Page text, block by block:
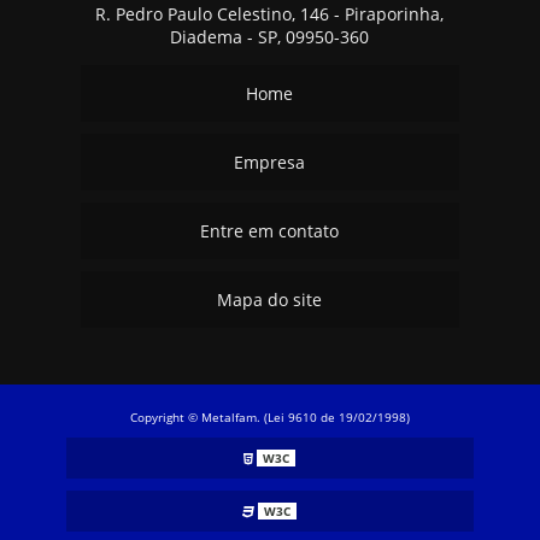
R. Pedro Paulo Celestino, 146 - Piraporinha,
Diadema - SP, 09950-360
Home
Empresa
Entre em contato
Mapa do site
Copyright © Metalfam. (Lei 9610 de 19/02/1998)
W3C
W3C